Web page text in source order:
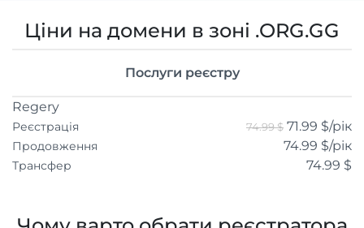
Ціни на домени в зоні .ORG.GG
Послуги реєстру
Regery
Реєстрація 74.99 $ 71.99 $/рік
Продовження 74.99 $/рік
Трансфер 74.99 $